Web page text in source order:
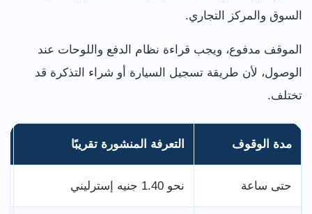
السوق والمركز التجاري.
الموقف مدفوع، ويجب قراءة نظام الدفع واللوحات عند
الوصول، لأن طريقة تسجيل السيارة أو شراء التذكرة قد
تختلف.
مدة الوقوف التعرفة المنشورة تقريبًا
حتى ساعة نحو 1.40 جنيه إسترليني